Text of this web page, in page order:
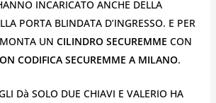
INCARICATO ANCHE DELLA
PORTA BLINDATA D’INGRESSO. E PER
UN CILINDRO SECUREMME CON
CODIFICA SECUREMME A MILANO.
Dà SOLO DUE CHIAVI E VALERIO HA